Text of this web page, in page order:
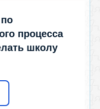
процесса
школу